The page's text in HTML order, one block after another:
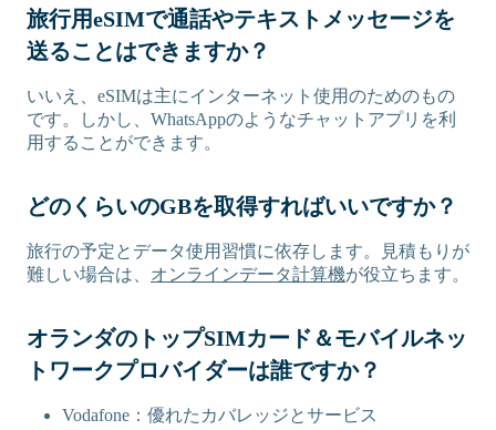
旅行用eSIMで通話やテキストメッセージを
送ることはできますか？
いいえ、eSIMは主にインターネット使用のためのもの
です。しかし、WhatsAppのようなチャットアプリを利
用することができます。
どのくらいのGBを取得すればいいですか？
旅行の予定とデータ使用習慣に依存します。見積もりが
難しい場合は、 オンラインデータ計算機が役立ちます。
オランダのトップSIMカード＆モバイルネッ
トワークプロバイダーは誰ですか？
Vodafone：優れたカバレッジとサービス